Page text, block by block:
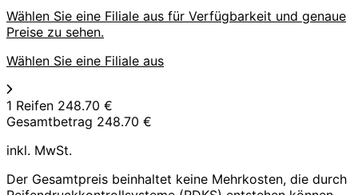
Wählen Sie eine Filiale aus für Verfügbarkeit und genaue
Preise zu sehen.
Wählen Sie eine Filiale aus
1 Reifen 248.70 €
Gesamtbetrag 248.70 €
inkl. MwSt.
Der Gesamtpreis beinhaltet keine Mehrkosten, die durch